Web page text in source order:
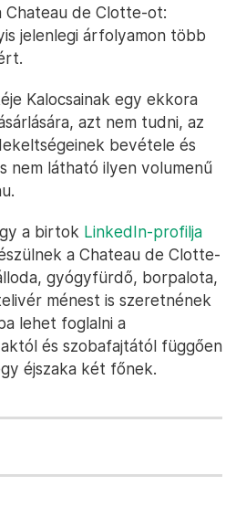
de Clotte-ot:
jelenlegi árfolyamon több
Kalocsainak egy ekkora
azt nem tudni, az
bevétele és
nem látható ilyen volumenű
a birtok LinkedIn-profilja
a Chateau de Clotte-
gyógyfürdő, borpalota,
ménest is szeretnének
lehet foglalni a
és szobafajtától függően
éjszaka két főnek.